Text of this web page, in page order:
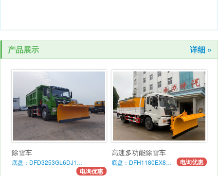
产品展示 详细 »
除雪车
底盘：DFD3253GL6DJ1…
电询优惠
高速多功能除雪车
底盘：DFH1180EX8… 电询优惠